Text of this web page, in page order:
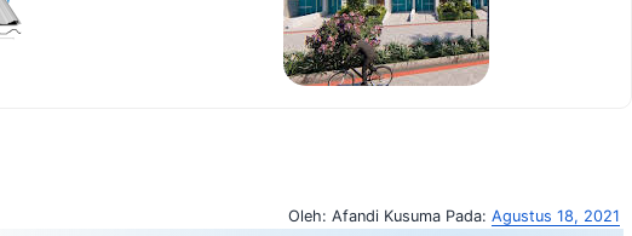
Oleh: Afandi Kusuma Pada: Agustus 18, 2021